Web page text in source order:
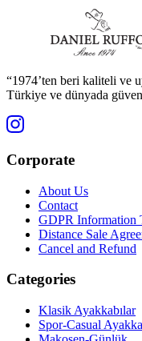
“1974’ten beri kaliteli ve
Türkiye ve dünyada
Corporate
About Us
Contact
GDPR Information
Distance Sale
Cancel and Refund
Categories
Klasik Ayakkabılar
Spor-Casual